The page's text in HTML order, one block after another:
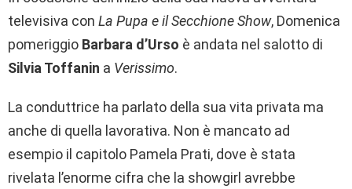
televisiva con La Pupa e il Secchione Show, Domenica
pomeriggio Barbara d’Urso è andata nel salotto di
Silvia Toffanin a Verissimo.
La conduttrice ha parlato della sua vita privata ma
anche di quella lavorativa. Non è mancato ad
esempio il capitolo Pamela Prati, dove è stata
rivelata l’enorme cifra che la showgirl avrebbe